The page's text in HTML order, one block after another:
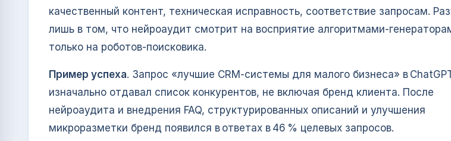
качественный контент, техническая исправность, соответствие запросам.
лишь в том, что нейроаудит смотрит на восприятие
только на роботов‑поисковика.
Пример успеха. Запрос «лучшие CRM‑системы для малого бизнеса» в
изначально отдавал список конкурентов, не включая бренд клиента. После
нейроаудита и внедрения FAQ, структурированных описаний и улучшения
микроразметки бренд появился в ответах в 46 % целевых запросов.